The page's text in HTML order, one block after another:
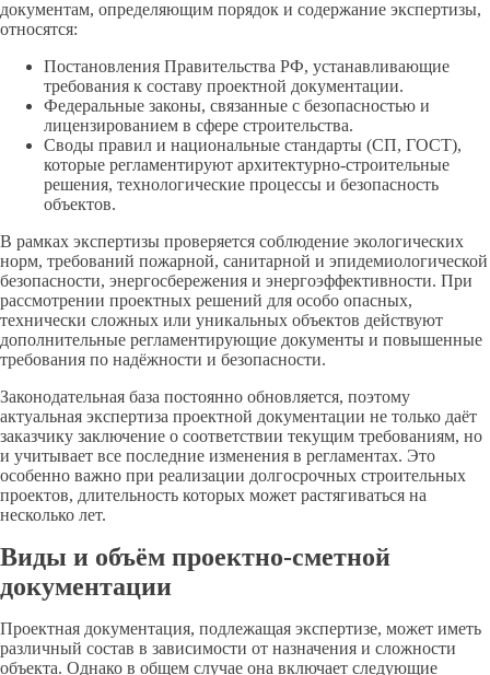
документам, определяющим порядок и содержание экспертизы,
относятся:
Постановления Правительства РФ, устанавливающие
требования к составу проектной документации.
Федеральные законы, связанные с безопасностью и
лицензированием в сфере строительства.
Своды правил и национальные стандарты (СП, ГОСТ),
которые регламентируют архитектурно-строительные
решения, технологические процессы и безопасность
объектов.
В рамках экспертизы проверяется соблюдение экологических
норм, требований пожарной, санитарной и эпидемиологической
безопасности, энергосбережения и энергоэффективности. При
рассмотрении проектных решений для особо опасных,
технически сложных или уникальных объектов действуют
дополнительные регламентирующие документы и повышенные
требования по надёжности и безопасности.
Законодательная база постоянно обновляется, поэтому
актуальная экспертиза проектной документации не только даёт
заказчику заключение о соответствии текущим требованиям, но
и учитывает все последние изменения в регламентах. Это
особенно важно при реализации долгосрочных строительных
проектов, длительность которых может растягиваться на
несколько лет.
Виды и объём проектно-сметной
документации
Проектная документация, подлежащая экспертизе, может иметь
различный состав в зависимости от назначения и сложности
объекта. Однако в общем случае она включает следующие